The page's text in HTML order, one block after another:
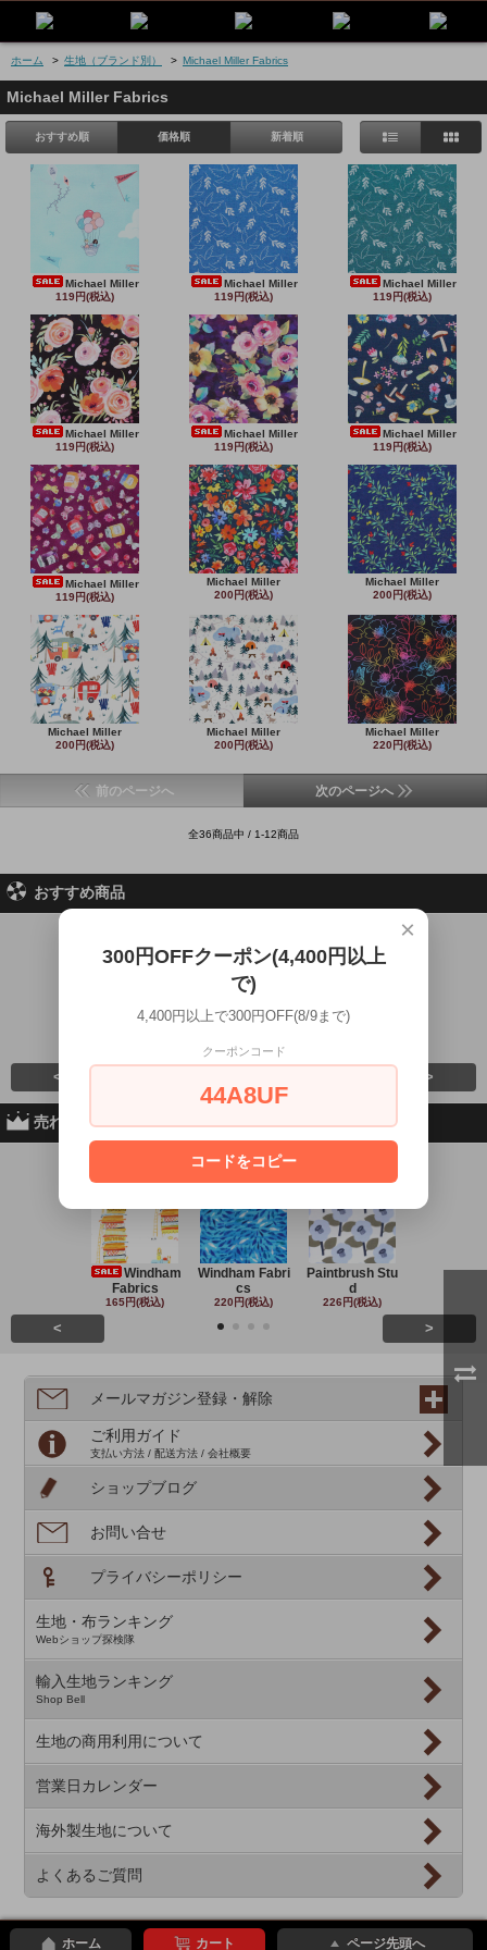
ホーム > 生地（ブランド別） > Michael Miller Fabrics
Michael Miller Fabrics
おすすめ順 価格順 新着順
Michael Miller
119円(税込)
Michael Miller
119円(税込)
Michael Miller
119円(税込)
Michael Miller
119円(税込)
Michael Miller
119円(税込)
Michael Miller
119円(税込)
Michael Miller
119円(税込)
Michael Miller
200円(税込)
Michael Miller
200円(税込)
Michael Miller
200円(税込)
Michael Miller
200円(税込)
Michael Miller
220円(税込)
前のページへ 次のページへ
全36商品中 / 1-12商品
おすすめ商品
Sewslow / Minia Sewslow / Tiny Cloud9 Fabrics
< >
売れ筋商品
Windham
Fabrics
165円(税込)
No.2
Windham Fabri
cs
220円(税込)
Paintbrush Stu
d
226円(税込)
Michael
< >
メールマガジン登録・解除
ご利用ガイド
支払い方法 / 配送方法 / 会社概要
ショップブログ
お問い合せ
プライバシーポリシー
生地・布ランキング
Webショップ探検隊
輸入生地ランキング
Shop Bell
生地の商用利用について
営業日カレンダー
海外製生地について
よくあるご質問
ホーム カート ページ先頭へ
×
300円OFFクーポン(4,400円以上
で)
4,400円以上で300円OFF(8/9まで)
クーポンコード
44A8UF
コードをコピー